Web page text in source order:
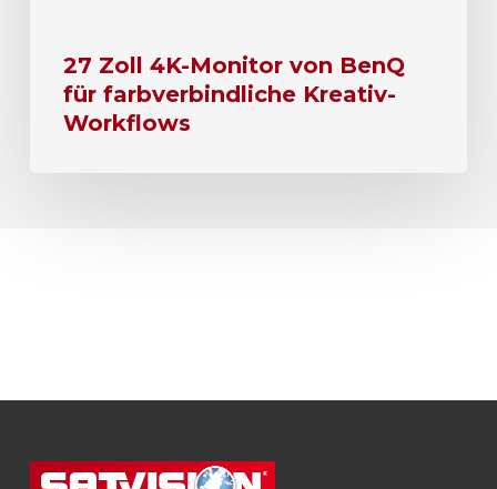
27 Zoll 4K-Monitor von BenQ
für farbverbindliche Kreativ-
Workflows